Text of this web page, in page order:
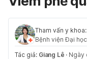
Tham vấn y khoa:
Bệnh viện Đại
Tác giả: Giang Lê · Ngày